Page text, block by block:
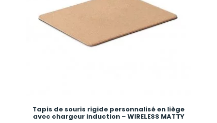
Tapis de souris rigide personnalisé en liège
avec chargeur induction – WIRELESS MATTY